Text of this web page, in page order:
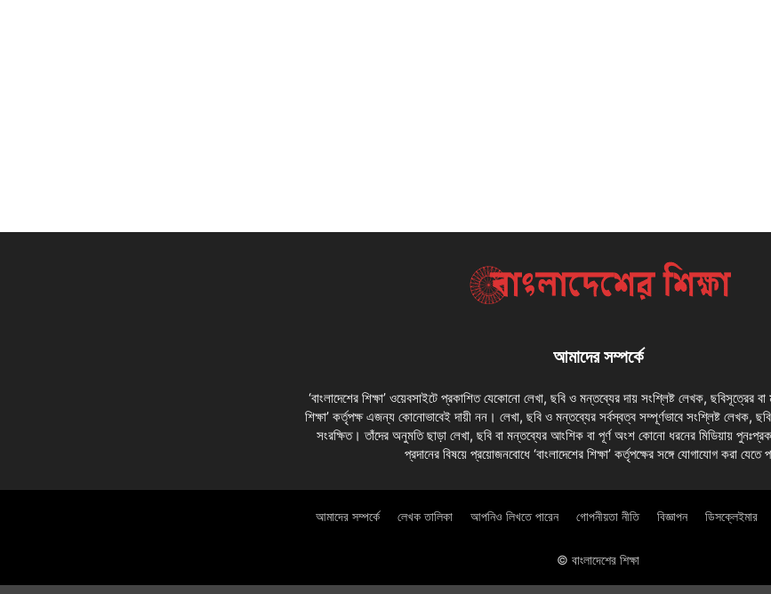
আমাদের সম্পর্কে
‘বাংলাদেশের শিক্ষা’ ওয়েবসাইটে প্রকাশিত যেকোনো লেখা, ছবি ও মন্তব্যের দায় সংশ্লিষ্ট লেখক, ছবিসূত্রের বা
শিক্ষা’ কর্তৃপক্ষ এজন্য কোনোভাবেই দায়ী নন। লেখা, ছবি ও মন্তব্যের সর্বস্বত্ব সম্পূর্ণভাবে সংশ্লিষ্ট লেখক,
সংরক্ষিত। তাঁদের অনুমতি ছাড়া লেখা, ছবি বা মন্তব্যের আংশিক বা পূর্ণ অংশ কোনো ধরনের মিডিয়ায়
প্রদানের বিষয়ে প্রয়োজনবোধে ‘বাংলাদেশের শিক্ষা’ কর্তৃপক্ষের সঙ্গে যোগাযোগ করা যেতে
আমাদের সম্পর্কে লেখক তালিকা আপনিও লিখতে পারেন গোপনীয়তা নীতি বিজ্ঞাপন ডিসক্লেইমার
© বাংলাদেশের শিক্ষা